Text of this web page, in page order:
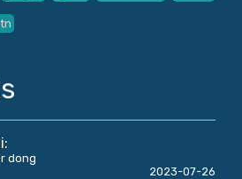
:
dong
2023-07-26